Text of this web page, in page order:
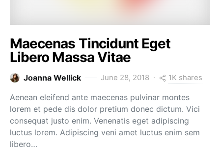
Maecenas Tincidunt Eget
Libero Massa Vitae
Joanna Wellick June 28, 2018 1K shares
Aenean eleifend ante maecenas pulvinar montes
lorem et pede dis dolor pretium donec dictum. Vici
consequat justo enim. Venenatis eget adipiscing
luctus lorem. Adipiscing veni amet luctus enim sem
libero…